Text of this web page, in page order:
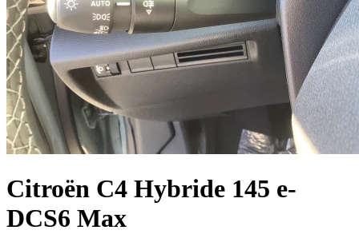
Citroën C4 Hybride 145 e-
DCS6 Max